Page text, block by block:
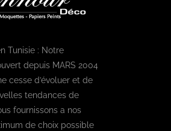
Tunisie : Notre
depuis MARS 2004
cesse d’évoluer et de
tendances de
fournissons a nos
de choix possible